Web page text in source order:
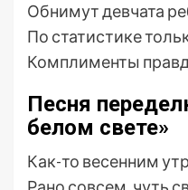
Обнимут девчата
По статистике
Комплименты
Песня
белом свете»
Как-то весенним